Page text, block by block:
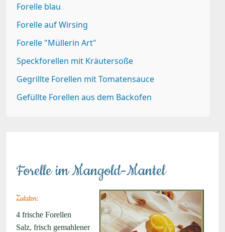
Forelle blau
Forelle auf Wirsing
Forelle "Müllerin Art"
Speckforellen mit Kräutersoße
Gegrillte Forellen mit Tomatensauce
Gefüllte Forellen aus dem Backofen
Forelle im Mangold-Mantel
Zutaten:
4 frische Forellen
Salz, frisch gemahlener